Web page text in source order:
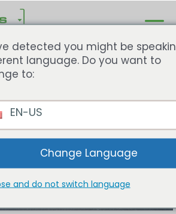
Services
detected you might be
language. Do you want to
to:
EN-US
Change Language
and do not switch language